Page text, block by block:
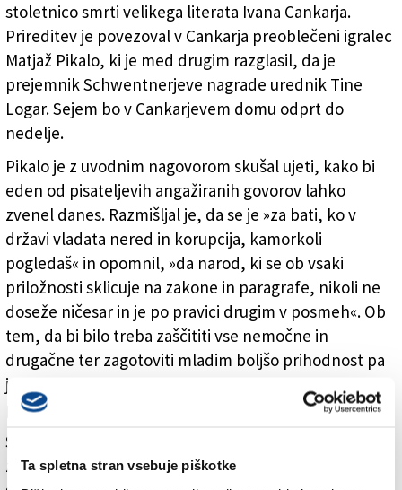
Ta spletna stran vsebuje piškotke
stoletnico smrti velikega literata Ivana Cankarja.
Prireditev je povezoval v Cankarja preoblečeni igralec
Matjaž Pikalo, ki je med drugim razglasil, da je
prejemnik Schwentnerjeve nagrade urednik Tine
Logar. Sejem bo v Cankarjevem domu odprt do
nedelje.
Pikalo je z uvodnim nagovorom skušal ujeti, kako bi
eden od pisateljevih angažiranih govorov lahko
zvenel danes. Razmišljal je, da se je »za bati, ko v
državi vladata nered in korupcija, kamorkoli
pogledaš« in opomnil, »da narod, ki se ob vsaki
priložnosti sklicuje na zakone in paragrafe, nikoli ne
doseže ničesar in je po pravici drugim v posmeh«. Ob
tem, da bi bilo treba zaščititi vse nemočne in
drugačne ter zagotoviti mladim boljšo prihodnost pa
je poudaril pomen kulture za narod in opomnil na
prepotreben dvig proračuna za kulturo ...
Svojo stojnico imata v Cankarjevem domu tudi tržaški
založbi Mladika in ZTT, ki se predstavljata pod